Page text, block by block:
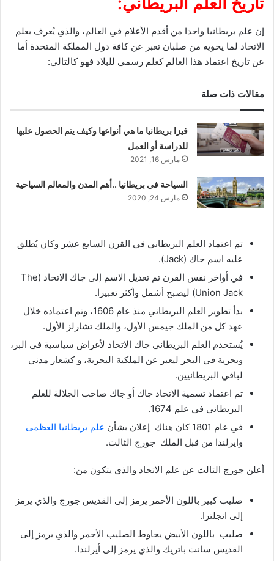
إن علم بريطانيا واحدا من أقدم الأعلام في العالم، والذي يُعرف بعلم
الاتحاد لما يحويه من صلبان تعبر عن كافة دول المملكة المتحدة أما
عن تاريخ اعتماد هذا العالم كعلم رسمي للبلاد فهو كالتالي:
مقالات ذات صلة
فيزا بريطانيا ما هي أنواعها وكيف يتم الحصول عليها
للدراسة أو العمل
مارس 16, 2021
السياحة في بريطانيا ..أهم المدن والمعالم السياحية
مارس 24, 2020
تم اعتماد العلم البريطاني في القرن السابع عشر وكان يُطلق
عليه اسم جاك (Jack).
في أواخر نفس القرن تم تعديل الاسم إلى جاك الاتحاد (The
Union Jack) ليصبح أشمل وأكثر تعبيرا.
بدأ تطوير العلم البريطاني منذ عام 1606، وتم اعتماده خلال
عهد كل من الملك جيمس الأول، والملك تشارلز الأول.
يُستخدم العلم البريطاني جاك الاتحاد لأغراض سياسية في البر،
وبحرية في البحر ليعبر عن الملكية البحرية، و كشعار مدني
لباقي البريطانيين.
تم اعتماد تسمية الاتحاد جاك أو جاك صاحب الجلالة للعلم
البريطاني في علم 1674.
في عام 1801 كان هناك إعلان بشأن
علم بريطانيا العظمى
وايرلندا من قبل الملك جورج الثالث.
أعلن جورج الثالث عن علم الاتحاد والذي يتكون من:
صليب كبير باللون الأحمر يرمز إلى القديس جورج والذي يرمز
إلى انجلترا.
صليب باللون الأبيض يحاوط الصليب الأحمر والذي يرمز إلى
القديس سانت باتريك والذي يرمز إلى أيرلندا.